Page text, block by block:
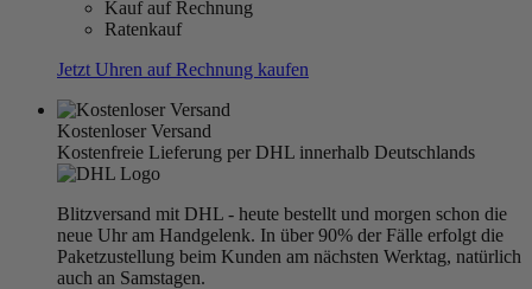
Kauf auf Rechnung
Ratenkauf
Jetzt Uhren auf Rechnung kaufen
Kostenloser Versand
Kostenfreie Lieferung per DHL innerhalb Deutschlands
Blitzversand mit DHL - heute bestellt und morgen schon die
neue Uhr am Handgelenk. In über 90% der Fälle erfolgt die
Paketzustellung beim Kunden am nächsten Werktag, natürlich
auch an Samstagen.